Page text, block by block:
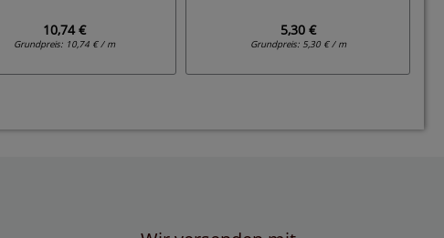
10,74 €
Grundpreis: 10,74 € / m
5,30 €
Grundpreis: 5,30 € / m